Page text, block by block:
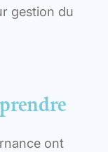
gestion du
ont